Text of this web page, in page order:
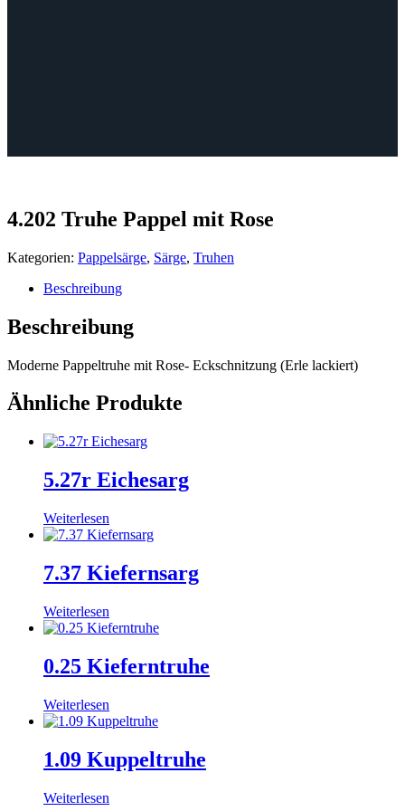
4.202 Truhe Pappel mit Rose
Kategorien: Pappelsärge, Särge, Truhen
Beschreibung
Beschreibung
Moderne Pappeltruhe mit Rose- Eckschnitzung (Erle lackiert)
Ähnliche Produkte
5.27r Eichesarg
Weiterlesen
7.37 Kiefernsarg
Weiterlesen
0.25 Kieferntruhe
Weiterlesen
1.09 Kuppeltruhe
Weiterlesen